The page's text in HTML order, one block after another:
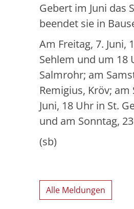
Gebert im Juni das
beendet sie in
Am Freitag, 7. Juni,
Sehlem und um 18
Salmrohr; am
Remigius, Kröv;
Juni, 18 Uhr in St.
und am Sonntag,
(sb)
Alle Meldungen